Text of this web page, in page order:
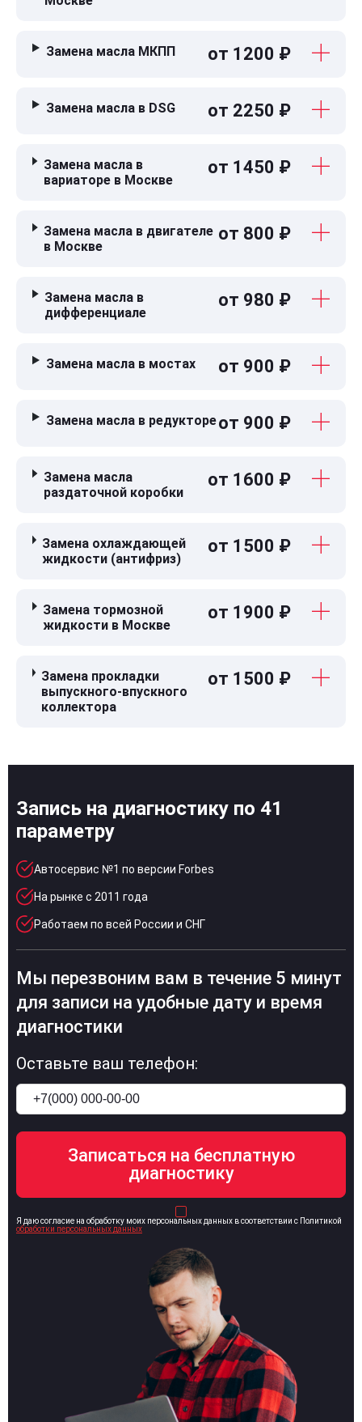
Замена масла МКПП от 1200 ₽
Замена масла в DSG от 2250 ₽
Замена масла в
вариаторе в Москве
от 1450 ₽
Замена масла в двигателе
в Москве
от 800 ₽
Замена масла в
дифференциале
от 980 ₽
Замена масла в мостах от 900 ₽
Замена масла в редуктореот 900 ₽
Замена масла
раздаточной коробки
от 1600 ₽
Замена охлаждающей
жидкости (антифриз)
от 1500 ₽
Замена тормозной
жидкости в Москве
от 1900 ₽
Замена прокладки
выпускного-впускного
коллектора
от 1500 ₽
Запись на диагностику по 41
параметру
Автосервис №1 по версии Forbes
На рынке с 2011 года
Работаем по всей России и СНГ
Мы перезвоним вам в течение 5 минут
для записи на удобные дату и время
диагностики
Оставьте ваш телефон:
Я даю согласие на обработку моих персональных данных в соответствии с Политикой
обработки персональных данных